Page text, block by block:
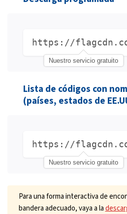
https://
Nuestro servicio gratuito
Lista de códigos con
(países, estados de
https://
Nuestro servicio gratuito
Para una forma interactiva de
bandera adecuado, vaya a la